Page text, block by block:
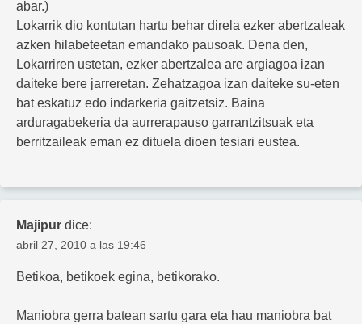
abar.)
Lokarrik dio kontutan hartu behar direla ezker abertzaleak
azken hilabeteetan emandako pausoak. Dena den,
Lokarriren ustetan, ezker abertzalea are argiagoa izan
daiteke bere jarreretan. Zehatzagoa izan daiteke su-eten
bat eskatuz edo indarkeria gaitzetsiz. Baina
arduragabekeria da aurrerapauso garrantzitsuak eta
berritzaileak eman ez dituela dioen tesiari eustea.
Majipur dice:
abril 27, 2010 a las 19:46
Betikoa, betikoek egina, betikorako.
Maniobra gerra batean sartu gara eta hau maniobra bat